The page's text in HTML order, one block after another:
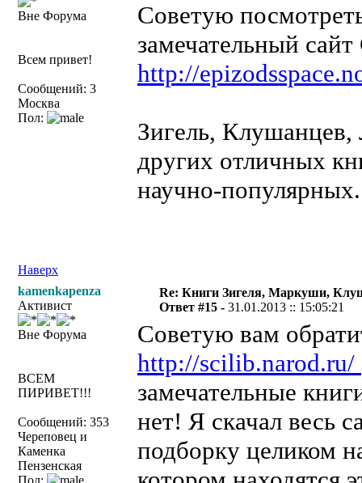
Вне Форума
Всем привет!
Сообщений: 3
Москва
Пол:
Советую
замечательный
http://
Зигель,
других отличных
научно-популярных.
Наверх
kamenkapenza
Активист
Вне Форума
ВСЕМ
ПИРИВЕТ!!!
Сообщений: 353
Череповец и
Каменка
Пензенская
Пол:
Re: Книги Зигеля, Маркуши,
Ответ #15 -31.01.2013 :: 15:05:21
Советую вам
http://scilib.narod.ru/
замечательные
нет! Я скачал весь
подборку целиком